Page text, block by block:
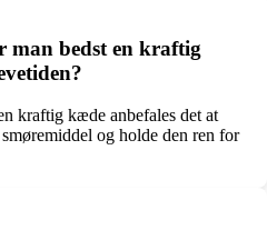
man bedst en kraftig
kraftig kæde anbefales det at
og holde den ren for